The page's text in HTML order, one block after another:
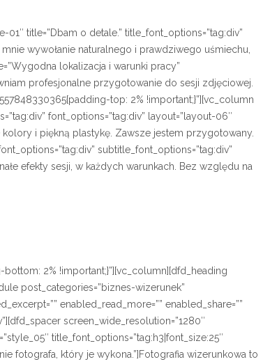
title=”Dbam o detale.” title_font_options=”tag:div”
wywołanie naturalnego i prawdziwego uśmiechu,
lokalizacja i warunki pracy”
profesjonalne przygotowanie do sesji zdjęciowej.
top: 2% !important;}”][vc_column
font_options=”tag:div” layout=”layout-06″
i piękną plastykę. Zawsze jestem przygotowany.
subtitle_font_options=”tag:div”
efekty sesji, w każdych warunkach. Bez względu na
2% !important;}”][vc_column][dfd_heading
post_categories=”biznes-wizerunek”
enabled_read_more=”” enabled_share=””
screen_wide_resolution=”1280″
title_font_options=”tag:h3|font_size:25″
fotografa, który je wykona.”]Fotografia wizerunkowa to